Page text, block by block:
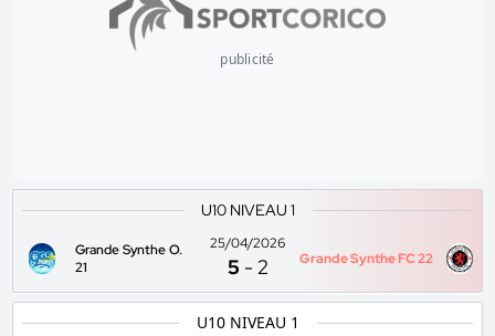
publicité
U10 NIVEAU 1
Grande Synthe O.
21
25/04/2026
5 -2 Grande Synthe FC 22
U10 NIVEAU 1